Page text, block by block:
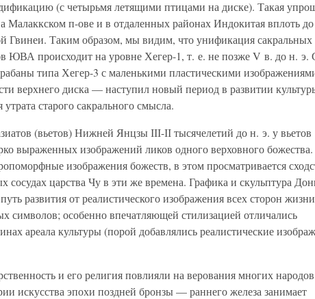
(с четырьмя летящими птицами на диске). Такая
Малаккском п-ове и в отдаленных районах Индокитая вплоть до
Гвинеи. Таким образом, мы видим, что унификация сакральных
ЮВА происходит на уровне Хегер-1, т. е. не позже V в. до н. э.
типа Хегер-3 с маленькими пластическими
верхнего диска — наступил новый период в развитии
старого сакрального смысла.
(вьетов) Нижней Янцзы ІІІ-ІІ тысячелетий до н. э. у вьетов
выраженных изображений ликов одного верховного божества.
изображения божеств, в этом просматривается
сосудах царства Чу в эти же времена. Графика и скульптура
развития от реалистического изображения всех сторон
символов; особенно впечатляющей стилизацией отличались
ареала культуры (порой добавлялись реалистические
и его религия повлияли на верования многих
искусства эпохи поздней бронзы — раннего железа занимает